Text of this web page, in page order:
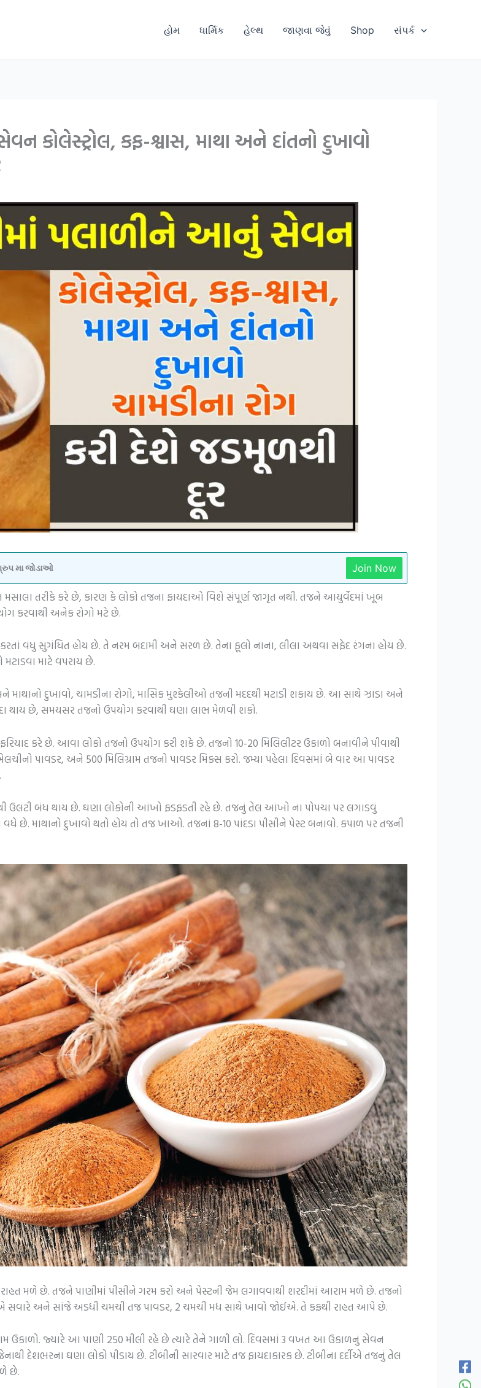
હોમ ધાર્મિક હેલ્થ જાણવા જેવું Shop સંપર્ક
કોલેસ્ટ્રોલ, કફ-શ્વાસ, માથા અને દાંતનો દુખાવો
મા જોડાઓ Join Now
તરીકે કરે છે, કારણ કે લોકો તજના ફાયદાઓ વિશે સંપૂર્ણ જાગૃત નથી. તજને આયુર્વેદમાં ખૂબ
કરવાથી અનેક રોગો મટે છે.
વધુ સુગંધિત હોય છે. તે નરમ બદામી અને સરળ છે. તેના ફૂલો નાના, લીલા અથવા સફેદ રંગના હોય છે.
માટે વપરાય છે.
દુખાવો, ચામડીના રોગો, માસિક મુશ્કેલીઓ તજની મદદથી મટાડી શકાય છે. આ સાથે ઝાડા અને
થાય છે, સમયસર તજનો ઉપયોગ કરવાથી ઘણા લાભ મેળવી શકો.
કરે છે. આવા લોકો તજનો ઉપયોગ કરી શકે છે. તજનો 10-20 મિલિલીટર ઉકાળો બનાવીને પીવાથી
પાવડર, અને 500 મિલિગ્રામ તજનો પાવડર મિક્સ કરો. જમ્યા પહેલા દિવસમાં બે વાર આ પાવડર
ઉલટી બંધ થાય છે. ઘણા લોકોની આંખો ફડફડતી રહે છે. તજનું તેલ આંખો ના પોપચા પર લગાડવું
માથાનો દુખાવો થતો હોય તો તજ ખાઓ. તજનાં 8-10 પાંદડા પીસીને પેસ્ટ બનાવો. કપાળ પર તજની
રાહત મળે છે. તજને પાણીમાં પીસીને ગરમ કરો અને પેસ્ટની જેમ લગાવવાથી શરદીમાં આરામ મળે છે. તજનો
સવારે અને સાંજે અડધી ચમચી તજ પાવડર, 2 ચમચી મધ સાથે ખાવો જોઈએ. તે કફથી રાહત આપે છે.
ઉકાળો. જ્યારે આ પાણી 250 મીલી રહે છે ત્યારે તેને ગાળી લો. દિવસમાં 3 વખત આ ઉકાળનું સેવન
દેશભરના ઘણા લોકો પીડાય છે. ટીબીની સારવાર માટે તજ ફાયદાકારક છે. ટીબીના દર્દીએ તજનું તેલ
છે.